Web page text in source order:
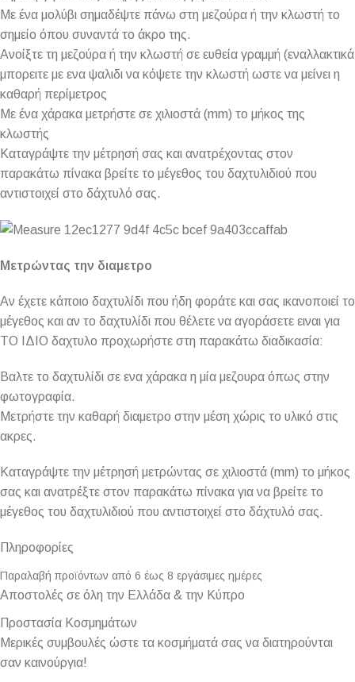
Με ένα μολύβι σημαδέψτε πάνω στη μεζούρα ή την κλωστή το
σημείο όπου συναντά το άκρο της.
Ανοίξτε τη μεζούρα ή την κλωστή σε ευθεία γραμμή (εναλλακτικά
μπορειτε με ενα ψαλιδι να κόψετε την κλωστή ωστε να μείνει η
καθαρή περίμετρος
Με ένα χάρακα μετρήστε σε χιλιοστά (mm) το μήκος της
κλωστής
Καταγράψτε την μέτρησή σας και ανατρέχοντας στον
παρακάτω πίνακα βρείτε το μέγεθος του δαχτυλιδιού που
αντιστοιχεί στο δάχτυλό σας.
Μετρώντας την διαμετρο
Αν έχετε κάποιο δαχτυλίδι που ήδη φοράτε και σας ικανοποιεί το
μέγεθος και αν το δαχτυλίδι που θέλετε να αγοράσετε ειναι για
ΤΟ ΙΔΙΟ δαχτυλο προχωρήστε στη παρακάτω διαδικασία:
Βαλτε το δαχτυλίδι σε ενα χάρακα η μία μεζουρα όπως στην
φωτογραφία.
Μετρήστε την καθαρή διαμετρο στην μέση χώρις το υλικό στις
ακρες.
Καταγράψτε την μέτρησή μετρώντας σε χιλιοστά (mm) το μήκος
σας και ανατρέξτε στον παρακάτω πίνακα για να βρείτε το
μέγεθος του δαχτυλιδιού που αντιστοιχεί στο δάχτυλό σας.
Πληροφορίες
Παραλαβή προϊόντων από 6 έως 8 εργάσιμες ημέρες
Αποστολές σε όλη την Ελλάδα & την Κύπρο
Προστασία Κοσμημάτων
Μερικές συμβουλές ώστε τα κοσμήματά σας να διατηρούνται
σαν καινούργια!